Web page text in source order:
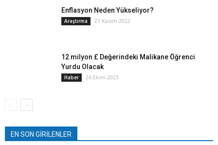
Enflasyon Neden Yükseliyor?
Araştırma 21 Kasım 2022
12 milyon £ Değerindeki Malikane Öğrenci
Yurdu Olacak
Haber 26 Ekim 2023
EN SON GİRİLENLER